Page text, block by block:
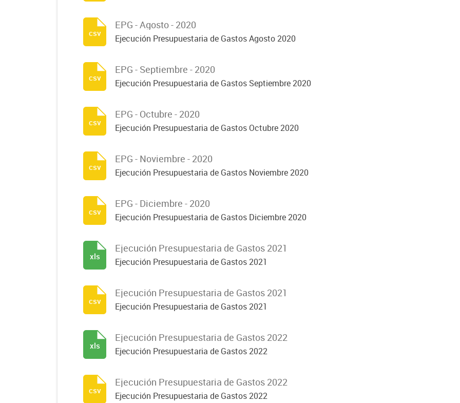
EPG - Agosto - 2020
Ejecución Presupuestaria de Gastos Agosto 2020
csv
EPG - Septiembre - 2020
Ejecución Presupuestaria de Gastos Septiembre 2020
csv
EPG - Octubre - 2020
Ejecución Presupuestaria de Gastos Octubre 2020
csv
EPG - Noviembre - 2020
Ejecución Presupuestaria de Gastos Noviembre 2020
csv
EPG - Diciembre - 2020
Ejecución Presupuestaria de Gastos Diciembre 2020
csv
Ejecución Presupuestaria de Gastos 2021
Ejecución Presupuestaria de Gastos 2021
xls
Ejecución Presupuestaria de Gastos 2021
Ejecución Presupuestaria de Gastos 2021
csv
Ejecución Presupuestaria de Gastos 2022
Ejecución Presupuestaria de Gastos 2022
xls
Ejecución Presupuestaria de Gastos 2022
Ejecución Presupuestaria de Gastos 2022
csv